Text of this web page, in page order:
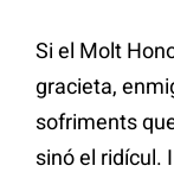
Si el Molt
gracieta,
sofriments
sinó el ridícul.